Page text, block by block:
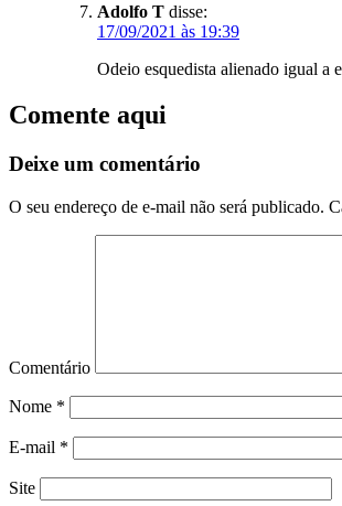
Adolfo T disse:
17/09/2021 às 19:39
Odeio esquedista alienado igual a
Comente aqui
Deixe um comentário
O seu endereço de e-mail não será publicado.
Comentário
Nome *
E-mail *
Site